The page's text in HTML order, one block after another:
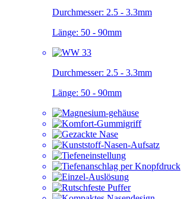
Durchmesser: 2.5 - 3.3mm
Länge: 50 - 90mm
Durchmesser: 2.5 - 3.3mm
Länge: 50 - 90mm